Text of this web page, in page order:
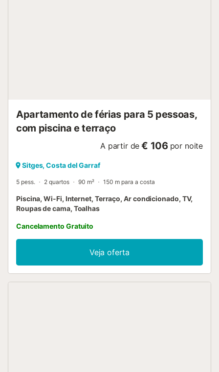
Apartamento de férias para 5 pessoas,
com piscina e terraço
A partir de € 106 por noite
Sitges, Costa del Garraf
5 pess. 2 quartos 90 m² 150 m para a costa
Piscina, Wi-Fi, Internet, Terraço, Ar condicionado, TV,
Roupas de cama, Toalhas
Cancelamento Gratuito
Veja oferta